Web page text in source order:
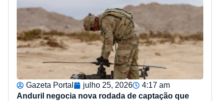
Gazeta Portal julho 25, 2026
4:17 am
Anduril negocia nova rodada de captação que